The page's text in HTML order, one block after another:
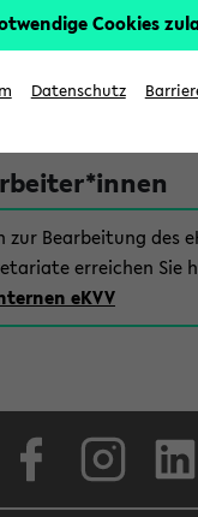
Gastzugang
vorhandenen
Gastzugangs
zur Bearbeitung des
erreichen Sie
eKVV
Cookies
Datenschutz